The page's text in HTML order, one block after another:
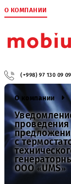
О КОМПАНИИ
(+998) 97 130
О компании
с